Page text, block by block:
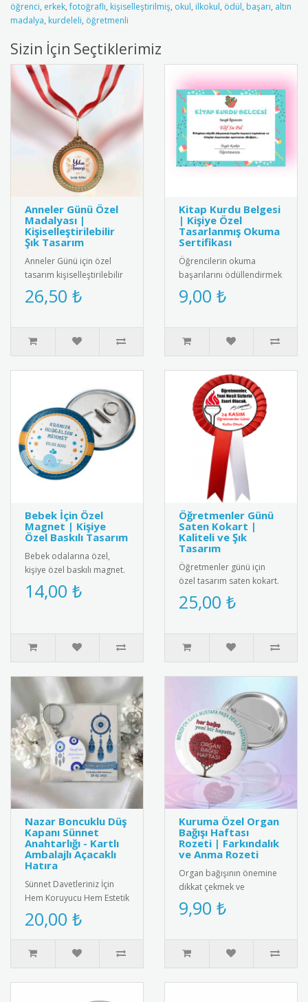
öğrenci, erkek,fotoğraflı, kişiselleştirilmiş, okul, ilkokul, ödül, başarı, altın
madalya, kurdeleli, öğretmenli
Sizin İçin Seçtiklerimiz
Anneler Günü Özel
Madalyası |
Kişiselleştirilebilir
Şık Tasarım
Anneler Günü için özel
tasarım kişiselleştirilebilir
madalya. Kaliteli metal ve
renkli kurdele ile ü..
26,50 ₺
Kitap Kurdu Belgesi
| Kişiye Özel
Tasarlanmış Okuma
Sertifikası
Öğrencilerin okuma
başarılarını ödüllendirmek
için özel tasarlanmış kitap
kurdu belgeleri. Kişiye öz..
9,00 ₺
Bebek İçin Özel
Magnet | Kişiye
Özel Baskılı Tasarım
Bebek odalarına özel,
kişiye özel baskılı magnet.
Buzdolabı, dolap ya da
ferforje süslemelerinde
14,00 ₺
Öğretmenler Günü
Saten Kokart |
Kaliteli ve Şık
Tasarım
Öğretmenler günü için
özel tasarım saten kokart.
"24 Kasım Öğretmenler
Günü" yazılı şık tasarımı
25,00 ₺
Nazar Boncuklu Düş
Kapanı Sünnet
Anahtarlığı - Kartlı
Ambalajlı Açacaklı
Hatıra
Sünnet Davetleriniz İçin
Hem Koruyucu Hem Estetik
Bir Hatıra: Nazar Boncuklu
Düş Kapanı Tasarımlı Aç..
20,00 ₺
Kuruma Özel Organ
Bağışı Haftası
Rozeti | Farkındalık
ve Anma Rozeti
Organ bağışının önemine
dikkat çekmek ve
farkındalık yaratmak
amacıyla Organ Bağışı
9,90 ₺